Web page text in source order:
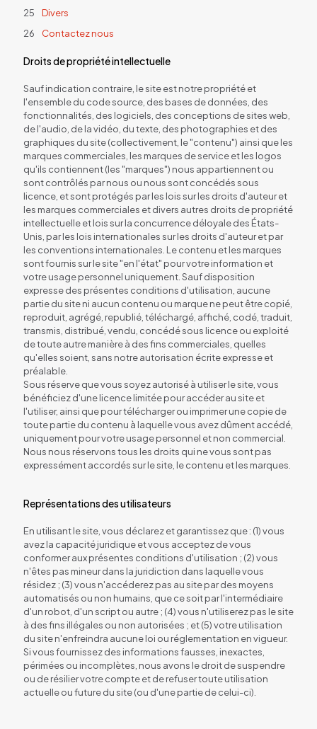
Divers
Contactez nous
Droits de propriété intellectuelle
Sauf indication contraire, le site est notre propriété et
l'ensemble du code source, des bases de données, des
fonctionnalités, des logiciels, des conceptions de sites web,
de l'audio, de la vidéo, du texte, des photographies et des
graphiques du site (collectivement, le "contenu") ainsi que les
marques commerciales, les marques de service et les logos
qu'ils contiennent (les "marques") nous appartiennent ou
sont contrôlés par nous ou nous sont concédés sous
licence, et sont protégés par les lois sur les droits d'auteur et
les marques commerciales et divers autres droits de propriété
intellectuelle et lois sur la concurrence déloyale des États-
Unis, par les lois internationales sur les droits d'auteur et par
les conventions internationales. Le contenu et les marques
sont fournis sur le site "en l'état" pour votre information et
votre usage personnel uniquement. Sauf disposition
expresse des présentes conditions d'utilisation, aucune
partie du site ni aucun contenu ou marque ne peut être copié,
reproduit, agrégé, republié, téléchargé, affiché, codé, traduit,
transmis, distribué, vendu, concédé sous licence ou exploité
de toute autre manière à des fins commerciales, quelles
qu'elles soient, sans notre autorisation écrite expresse et
préalable.
Sous réserve que vous soyez autorisé à utiliser le site, vous
bénéficiez d'une licence limitée pour accéder au site et
l'utiliser, ainsi que pour télécharger ou imprimer une copie de
toute partie du contenu à laquelle vous avez dûment accédé,
uniquement pour votre usage personnel et non commercial.
Nous nous réservons tous les droits qui ne vous sont pas
expressément accordés sur le site, le contenu et les marques.
Représentations des utilisateurs
En utilisant le site, vous déclarez et garantissez que : (1) vous
avez la capacité juridique et vous acceptez de vous
conformer aux présentes conditions d'utilisation ; (2) vous
n'êtes pas mineur dans la juridiction dans laquelle vous
résidez ; (3) vous n'accéderez pas au site par des moyens
automatisés ou non humains, que ce soit par l'intermédiaire
d'un robot, d'un script ou autre ; (4) vous n'utiliserez pas le site
à des fins illégales ou non autorisées ; et (5) votre utilisation
du site n'enfreindra aucune loi ou réglementation en vigueur.
Si vous fournissez des informations fausses, inexactes,
périmées ou incomplètes, nous avons le droit de suspendre
ou de résilier votre compte et de refuser toute utilisation
actuelle ou future du site (ou d'une partie de celui-ci).